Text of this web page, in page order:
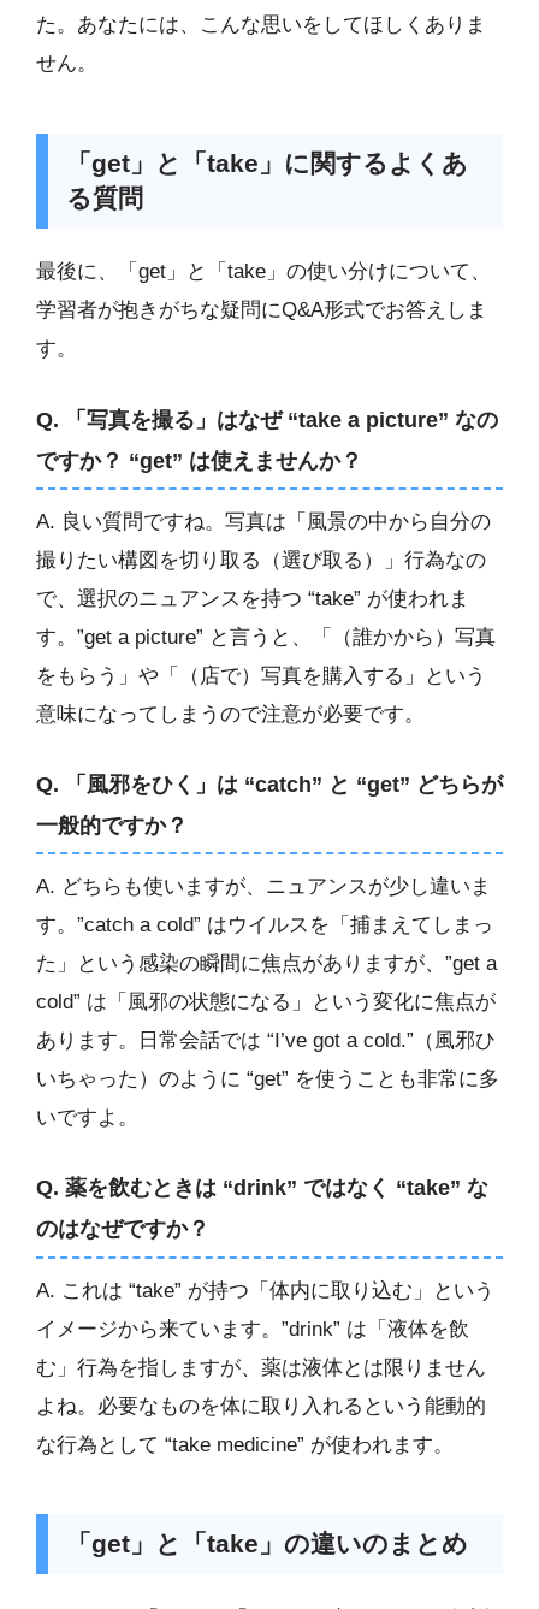
た。あなたには、こんな思いをしてほしくありま
せん。
「get」と「take」に関するよくあ
る質問
最後に、「get」と「take」の使い分けについて、
学習者が抱きがちな疑問にQ&A形式でお答えしま
す。
Q. 「写真を撮る」はなぜ “take a picture” なの
ですか？ “get” は使えませんか？
A. 良い質問ですね。写真は「風景の中から自分の
撮りたい構図を切り取る（選び取る）」行為なの
で、選択のニュアンスを持つ “take” が使われま
す。”get a picture” と言うと、「（誰かから）写真
をもらう」や「（店で）写真を購入する」という
意味になってしまうので注意が必要です。
Q. 「風邪をひく」は “catch” と “get” どちらが
一般的ですか？
A. どちらも使いますが、ニュアンスが少し違いま
す。”catch a cold” はウイルスを「捕まえてしまっ
た」という感染の瞬間に焦点がありますが、”get a
cold” は「風邪の状態になる」という変化に焦点が
あります。日常会話では “I’ve got a cold.”（風邪ひ
いちゃった）のように “get” を使うことも非常に多
いですよ。
Q. 薬を飲むときは “drink” ではなく “take” な
のはなぜですか？
A. これは “take” が持つ「体内に取り込む」という
イメージから来ています。”drink” は「液体を飲
む」行為を指しますが、薬は液体とは限りません
よね。必要なものを体に取り入れるという能動的
な行為として “take medicine” が使われます。
「get」と「take」の違いのまとめ